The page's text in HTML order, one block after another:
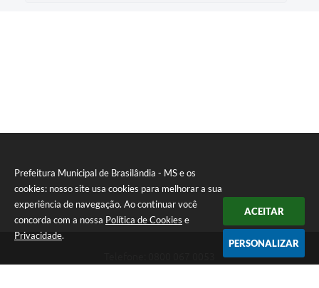
Prefeitura Municipal de Brasilândia - MS e os
cookies: nosso site usa cookies para melhorar a sua
experiência de navegação. Ao continuar você
concorda com a nossa Política de Cookies e
Privacidade.
ACEITAR
PERSONALIZAR